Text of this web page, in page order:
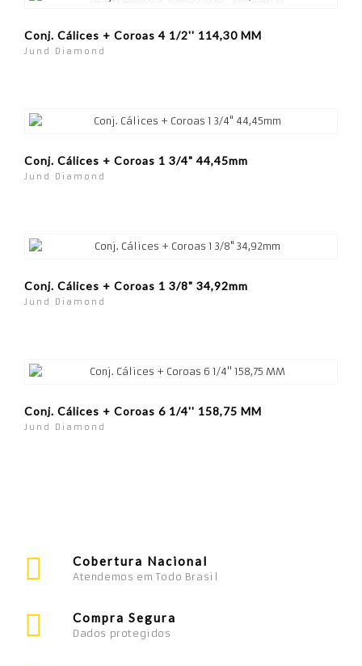
Conj. Cálices + Coroas 4 1/2'' 114,30 MM
Jund Diamond
Conj. Cálices + Coroas 1 3/4" 44,45mm
Jund Diamond
Conj. Cálices + Coroas 1 3/8" 34,92mm
Jund Diamond
Conj. Cálices + Coroas 6 1/4'' 158,75 MM
Jund Diamond
Cobertura Nacional
Atendemos em Todo Brasil
Compra Segura
Dados protegidos